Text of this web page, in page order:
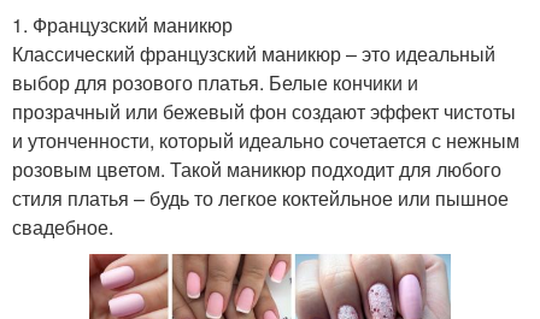
1. Французский маникюр
Классический французский маникюр – это идеальный
выбор для розового платья. Белые кончики и
прозрачный или бежевый фон создают эффект чистоты
и утонченности, который идеально сочетается с нежным
розовым цветом. Такой маникюр подходит для любого
стиля платья – будь то легкое коктейльное или пышное
свадебное.